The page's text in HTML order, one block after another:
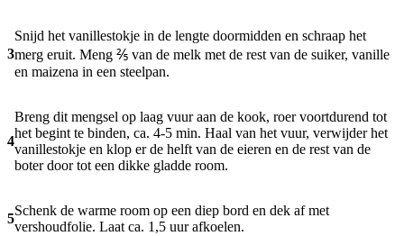
3
Snijd het vanillestokje in de lengte doormidden en schraap het
merg eruit. Meng ⅖ van de melk met de rest van de suiker, vanille
en maizena in een steelpan.
4
Breng dit mengsel op laag vuur aan de kook, roer voortdurend tot
het begint te binden, ca. 4-5 min. Haal van het vuur, verwijder het
vanillestokje en klop er de helft van de eieren en de rest van de
boter door tot een dikke gladde room.
5
Schenk de warme room op een diep bord en dek af met
vershoudfolie. Laat ca. 1,5 uur afkoelen.